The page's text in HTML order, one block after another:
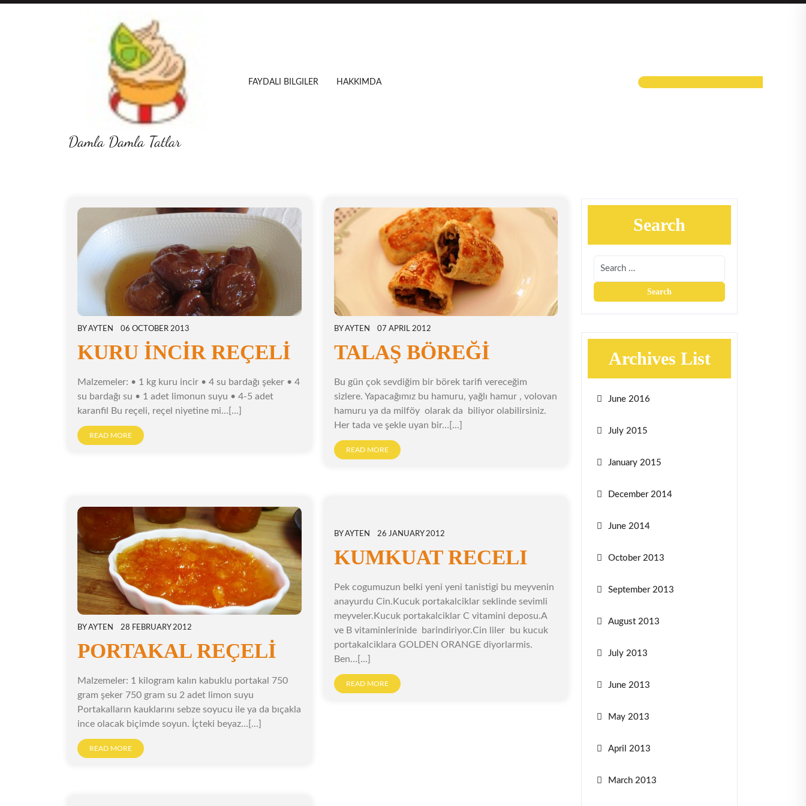
Skip
Damla Damla Tatlar
FAYDALI BILGILER HAKKIMDA
BYAYTEN 06 OCTOBER 2013
KURU İNCİR REÇELİ
Malzemeler: • 1 kg kuru incir • 4 su bardağı şeker • 4
su bardağı su • 1 adet limonun suyu • 4-5 adet
karanfil Bu reçeli, reçel niyetine mi…[...]
READ MORE
BYAYTEN 07 APRIL 2012
TALAŞ BÖREĞİ
Bu gün çok sevdiğim bir börek tarifi vereceğim
sizlere. Yapacağımız bu hamuru, yağlı hamur , volovan
hamuru ya da milföy olarak da biliyor olabilirsiniz.
Her tada ve şekle uyan bir…[...]
READ MORE
BY AYTEN 28 FEBRUARY 2012
PORTAKAL REÇELİ
Malzemeler: 1 kilogram kalın kabuklu portakal 750
gram şeker 750 gram su 2 adet limon suyu
Portakalların kauklarını sebze soyucu ile ya da bıçakla
ince olacak biçimde soyun. İçteki beyaz…[...]
READ MORE
BYAYTEN 26 JANUARY 2012
KUMKUAT RECELI
Pek cogumuzun belki yeni yeni tanistigi bu meyvenin
anayurdu Cin.Kucuk portakalciklar seklinde sevimli
meyveler.Kucuk portakalciklar C vitamini deposu.A
ve B vitaminlerinide barindiriyor.Cin liler bu kucuk
portakalciklara GOLDEN ORANGE diyorlarmis.
Ben…[...]
READ MORE
Search
Archives List
June 2016
July 2015
January 2015
December 2014
June 2014
October 2013
September 2013
August 2013
July 2013
June 2013
May 2013
April 2013
March 2013